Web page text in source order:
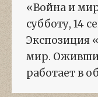
«Война и
субботу, 14
Экспозиция
мир.
работает в